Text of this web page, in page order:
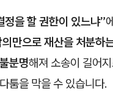
정을 할 권한이 있느냐”
만으로 재산을 처분하
불분명해져 소송이 길어
툼을 막을 수 있습니다.